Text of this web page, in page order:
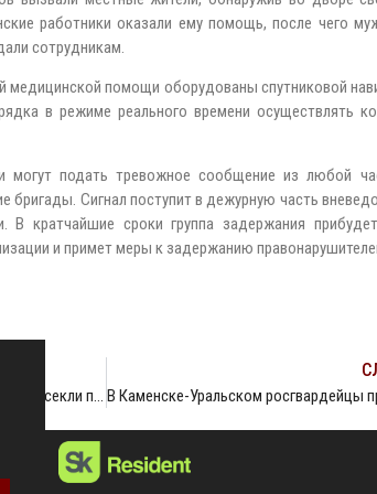
работники оказали ему помощь, после чего
сотрудникам.
медицинской помощи оборудованы спутниковой
в режиме реального времени осуществлять
могут подать тревожное сообщение из любой
Сигнал поступит в дежурную часть
В кратчайшие сроки группа задержания
и примет меры к задержанию
Во Владимирской области сотрудники Росгвардии пресекли попытку автоугона